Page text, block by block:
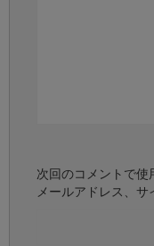
次回のコメントで使
メールアドレス、サ